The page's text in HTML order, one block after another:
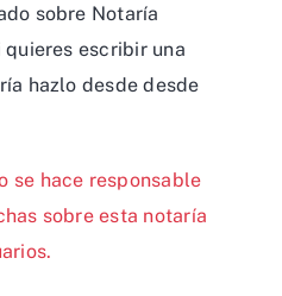
sobre Notaría
escribir una
hazlo desde desde
se hace responsable
sobre esta notaría